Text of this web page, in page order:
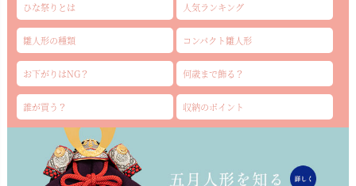
ひな祭りとは 人気ランキング
雛人形の種類 コンパクト雛人形
お下がりはNG？ 何歳まで飾る？
誰が買う？ 収納のポイント